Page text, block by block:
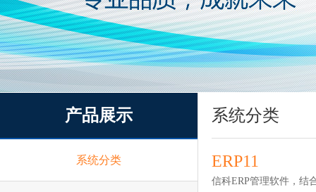
产品展示
系统分类
系统分类
ERP11
信科ERP管理软件，结